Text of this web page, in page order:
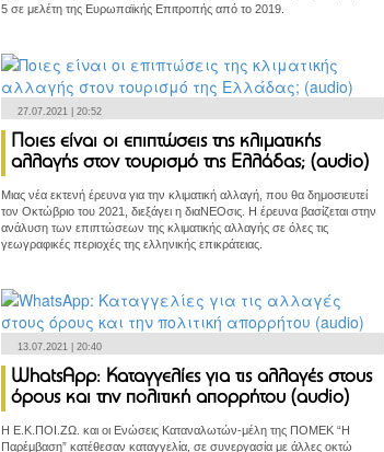
5 σε μελέτη της Ευρωπαϊκής Επιτροπής από το 2019.
27.07.2021 | 20:52
Ποιες είναι οι επιπτώσεις της κλιματικής
αλλαγής στον τουρισμό της Ελλάδας; (audio)
Μιας νέα εκτενή έρευνα για την κλιματική αλλαγή, που θα δημοσιευτεί
τον Οκτώβριο του 2021, διεξάγει η διαΝΕΟσις. Η έρευνα βασίζεται στην
ανάλυση των επιπτώσεων της κλιματικής αλλαγής σε όλες τις
γεωγραφικές περιοχές της ελληνικής επικράτειας.
13.07.2021 | 20:40
WhatsApp: Καταγγελίες για τις αλλαγές στους
όρους και την πολιτική απορρήτου (audio)
H Ε.Κ.ΠΟΙ.ΖΩ. και οι Ενώσεις Καταναλωτών-μέλη της ΠΟΜΕΚ “Η
Παρέμβαση” κατέθεσαν καταγγελία, σε συνεργασία με άλλες οκτώ